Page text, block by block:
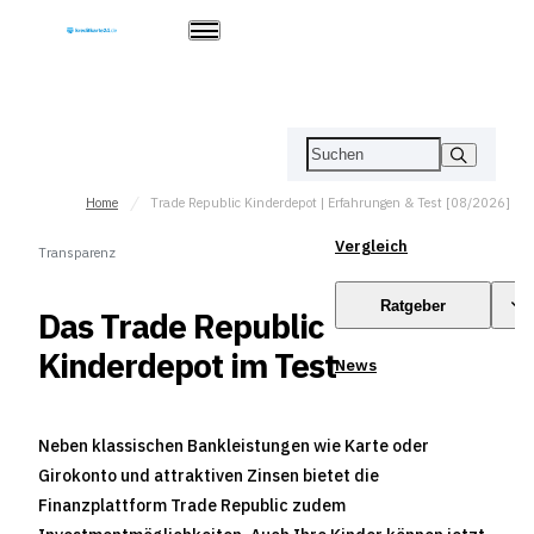
Vergleich
Ratgeber
News
Home Trade Republic Kinderdepot | Erfahrungen & Test [08/2026]
Transparenz
Das Trade Republic
Kinderdepot im Test
Neben klassischen Bankleistungen wie Karte oder
Girokonto und attraktiven Zinsen bietet die
Finanzplattform Trade Republic zudem